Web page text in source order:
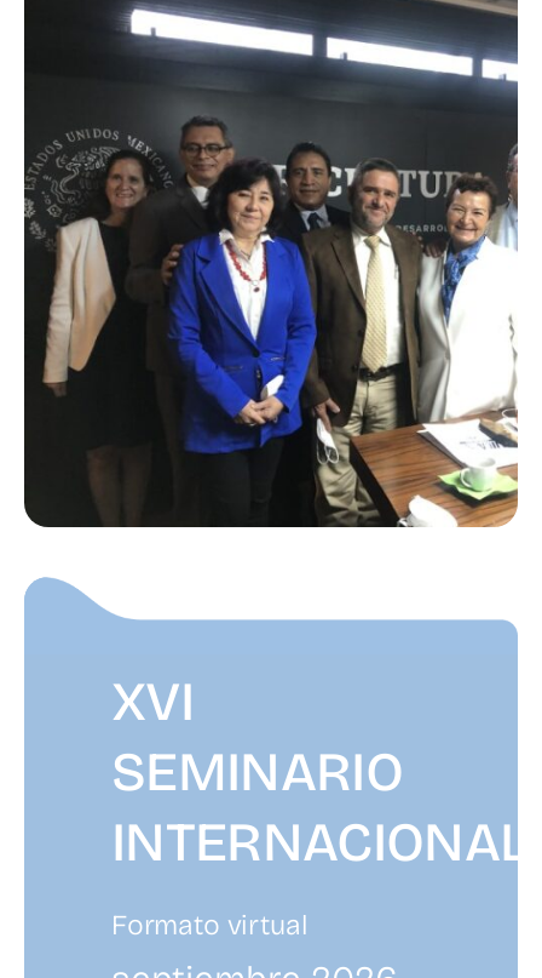
XVI
SEMINARIO
INTERNACIONAL
Formato virtual